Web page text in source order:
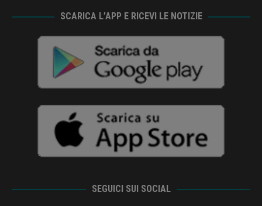
SCARICA L’APP E RICEVI LE NOTIZIE
SEGUICI SUI SOCIAL